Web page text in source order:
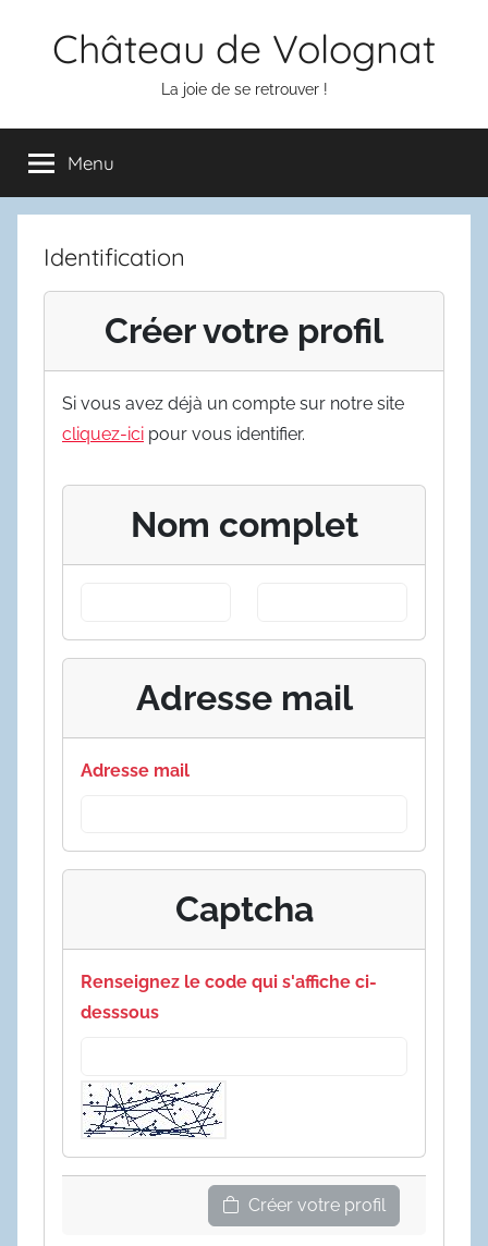
Château de Volognat
La joie de se retrouver !
Menu
Identification
Créer votre profil
Si vous avez déjà un compte sur notre site
cliquez-ici pour vous identifier.
Nom complet
Adresse mail
Adresse mail
Captcha
Renseignez le code qui s'affiche ci-
desssous
Créer votre profil